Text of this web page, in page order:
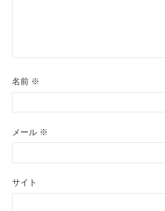
名前 ※
メール ※
サイト